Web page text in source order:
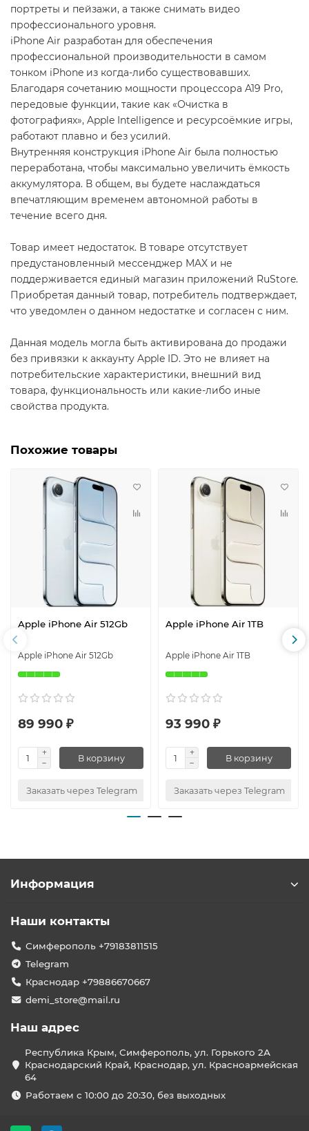
портреты и пейзажи, а также снимать видео
профессионального уровня.
iPhone Air разработан для обеспечения
профессиональной производительности в самом
тонком iPhone из когда-либо существовавших.
Благодаря сочетанию мощности процессора A19 Pro,
передовые функции, такие как «Очистка в
фотографиях», Apple Intelligence и ресурсоёмкие игры,
работают плавно и без усилий.
Внутренняя конструкция iPhone Air была полностью
переработана, чтобы максимально увеличить ёмкость
аккумулятора. В общем, вы будете наслаждаться
впечатляющим временем автономной работы в
течение всего дня.
Товар имеет недостаток. В товаре отсутствует
предустановленный мессенджер MAX и не
поддерживается единый магазин приложений RuStore.
Приобретая данный товар, потребитель подтверждает,
что уведомлен о данном недостатке и согласен с ним.
Данная модель могла быть активирована до продажи
без привязки к аккаунту Apple ID. Это не влияет на
потребительские характеристики, внешний вид
товара, функциональность или какие-либо иные
свойства продукта.
Похожие товары
Apple iPhone Air 512Gb
Apple iPhone Air 512Gb
89 990 ₽
В корзину
Заказать через Telegram
Apple iPhone Air 1TB
Apple iPhone Air 1TB
93 990 ₽
В корзину
Заказать через Telegram
Информация
Наши контакты
Симферополь +79183811515
Telegram
Краснодар +79886670667
demi_store@mail.ru
Наш адрес
Республика Крым, Симферополь, ул. Горького 2А
Краснодарский Край, Краснодар, ул. Красноармейская
64
Работаем с 10:00 до 20:30, без выходных